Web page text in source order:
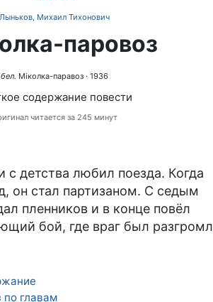
Лыньков, Михаил Тихонович
паровоз
бел. Міколка-паравоз · 1936
содержание повести
читается за 245 минут
с детства любил поезда. Когда
он стал партизаном. С седым
пленников и в конце повёл
бой, где враг был
по главам